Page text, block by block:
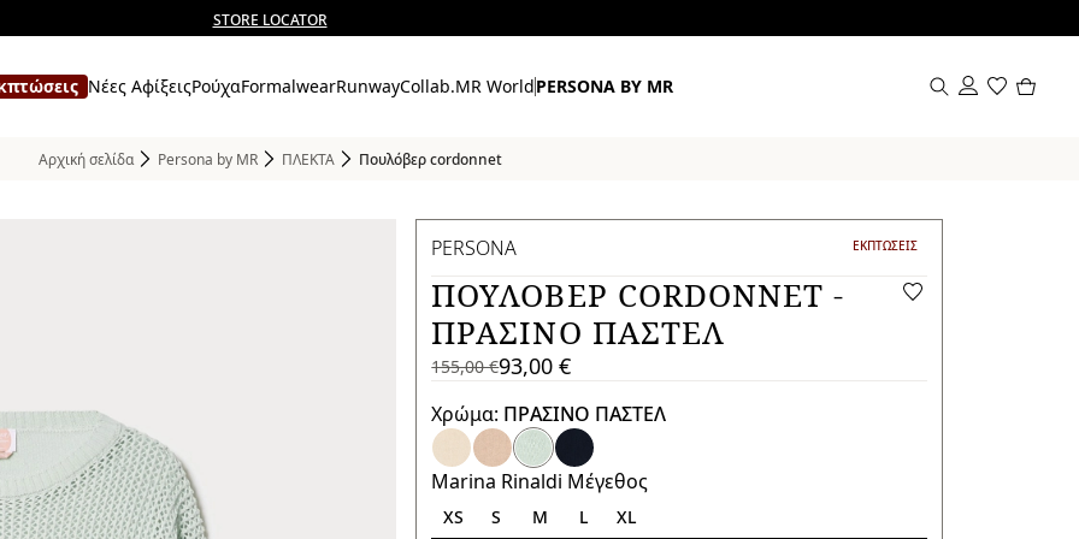
Δωρεάν αποστολή και επιστροφές
Δεν έχετε λογαριασμό; ΕΓΓΡΑΦΕΙΤΕ ΤΩΡΑ
STORE LOCATOR
Νέες ΑφίξειςΡούχαFormalwearRunwayCollab.MR WorldPERSONA BY MR
Αρχική σελίδα Persona by MR ΠΛΕΚΤΑ Πουλόβερ cordonnet
PERSONA ΚΑΤΗΓΟΡΙΑ:
ΕΚΠΤΏΣΕΙΣ
ΠΟΥΛΌΒΕΡ CORDONNET -
ΠΡΑΣΙΝΟ ΠΑΣΤΕΛ
155,00 €
155,00
€
93,00 €
Τρέχουσα
τιμή
93,00
€
Χρώμα: ΠΡΑΣΙΝΟ ΠΑΣΤΕΛ
Marina Rinaldi Μέγεθος
XS S M L XL